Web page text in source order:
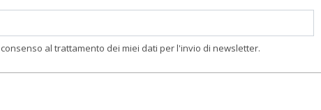
al trattamento dei miei dati per l'invio di newsletter.